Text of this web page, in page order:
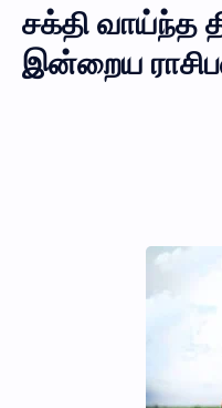
சக்தி வாய்ந்த
இன்றைய